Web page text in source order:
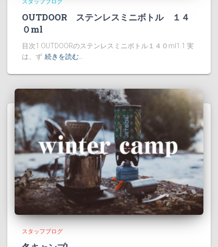
スタッフブログ
OUTDOOR ステンレスミニボトル １４
０ml
目次1 OUTDOORのステンレスミニボトル１４０ml1.1 実
は、ず 続きを読む…
スタッフブログ